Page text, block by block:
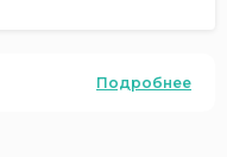
Подробнее